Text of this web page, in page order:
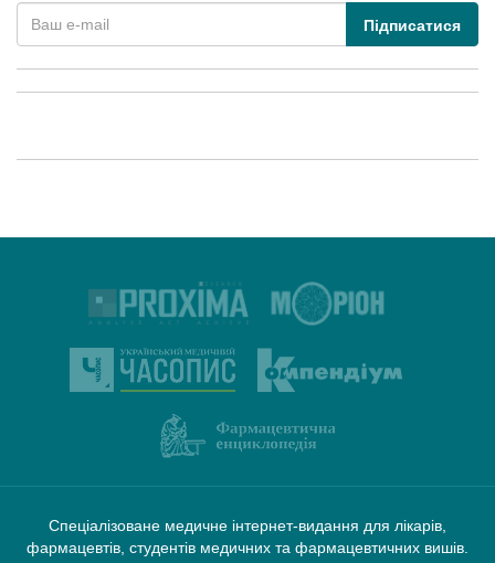
Підписатися
Спеціалізоване медичне інтернет-видання для лікарів,
фармацевтів, студентів медичних та фармацевтичних вишів.